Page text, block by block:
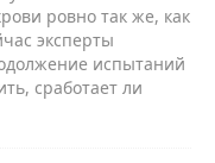
ровно так же, как
эксперты
испытаний
сработает ли